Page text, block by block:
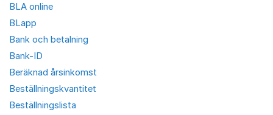
BLA online
BLapp
Bank och betalning
Bank-ID
Beräknad årsinkomst
Beställningskvantitet
Beställningslista